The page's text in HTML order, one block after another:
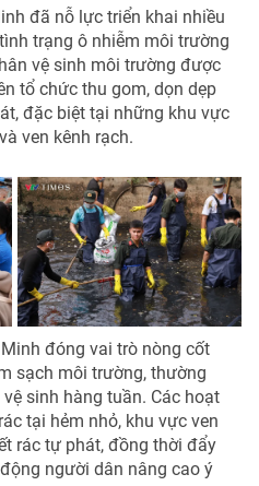
đã nỗ lực triển khai nhiều
trạng ô nhiễm môi trường
vệ sinh môi trường được
tổ chức thu gom, dọn dẹp
đặc biệt tại những khu vực
ven kênh rạch.
đóng vai trò nòng cốt
sạch môi trường, thường
sinh hàng tuần. Các hoạt
tại hẻm nhỏ, khu vực ven
rác tự phát, đồng thời đẩy
người dân nâng cao ý